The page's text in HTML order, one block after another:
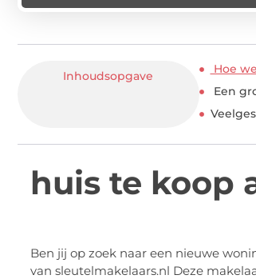
Inhoudsopgave
Hoe
Een
huis te koop
Ben jij op zoek naar een nieuwe
van sleutelmakelaars.nl Deze